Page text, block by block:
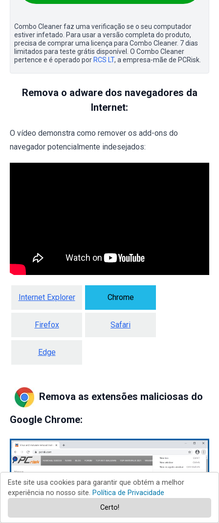
Combo Cleaner faz uma verificação se o seu computador
estiver infetado. Para usar a versão completa do produto,
precisa de comprar uma licença para Combo Cleaner. 7 dias
limitados para teste grátis disponível. O Combo Cleaner
pertence e é operado por RCS LT, a empresa-mãe de PCRisk.
Remova o adware dos navegadores da
Internet:
O vídeo demonstra como remover os add-ons do
navegador potencialmente indesejados:
Internet Explorer Chrome
Firefox Safari
Edge
Remova as extensões maliciosas do
Google Chrome:
Este site usa cookies para garantir que obtém a melhor
experiência no nosso site. Política de Privacidade
Certo!